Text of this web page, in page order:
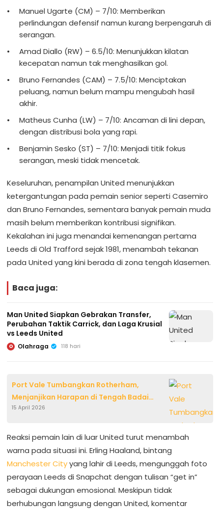
Manuel Ugarte (CM) – 7/10: Memberikan
perlindungan defensif namun kurang berpengaruh di
serangan.
Amad Diallo (RW) – 6.5/10: Menunjukkan kilatan
kecepatan namun tak menghasilkan gol.
Bruno Fernandes (CAM) – 7.5/10: Menciptakan
peluang, namun belum mampu mengubah hasil
akhir.
Matheus Cunha (LW) – 7/10: Ancaman di lini depan,
dengan distribusi bola yang rapi.
Benjamin Sesko (ST) – 7/10: Menjadi titik fokus
serangan, meski tidak mencetak.
Keseluruhan, penampilan United menunjukkan
ketergantungan pada pemain senior seperti Casemiro
dan Bruno Fernandes, sementara banyak pemain muda
masih belum memberikan kontribusi signifikan.
Kekalahan ini juga menandai kemenangan pertama
Leeds di Old Trafford sejak 1981, menambah tekanan
pada United yang kini berada di zona tengah klasemen.
Baca juga:
Man United Siapkan Gebrakan Transfer,
Perubahan Taktik Carrick, dan Laga Krusial
vs Leeds United
O Olahraga 118 hari
Port Vale Tumbangkan Rotherham,
Menjanjikan Harapan di Tengah Badai
Relegasi
15 April 2026
Reaksi pemain lain di luar United turut menambah
warna pada situasi ini. Erling Haaland, bintang
Manchester Cityyang lahir di Leeds, mengunggah foto
perayaan Leeds di Snapchat dengan tulisan “get in”
sebagai dukungan emosional. Meskipun tidak
berhubungan langsung dengan United, komentar